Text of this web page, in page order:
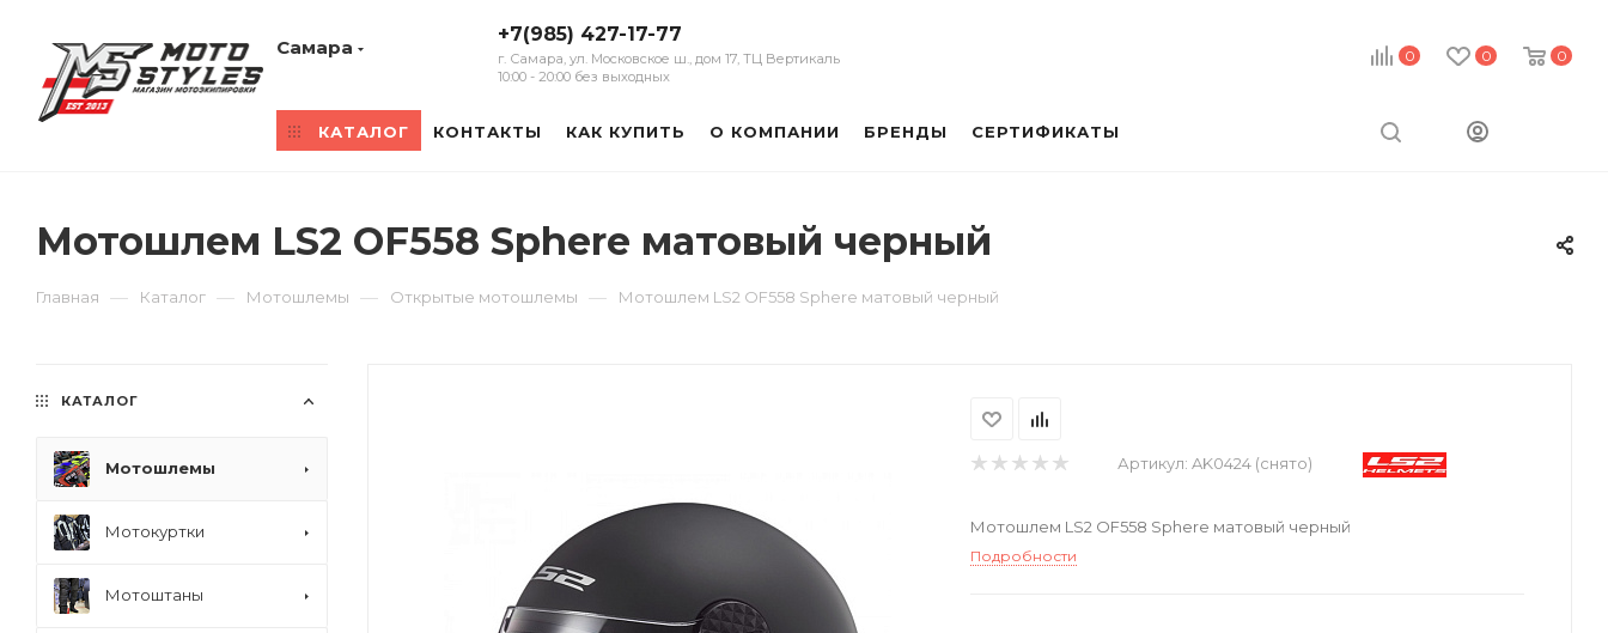
0 0 0
Самара
+7(985) 427-17-77
г. Самара, ул. Московское ш., дом 17, ТЦ Вертикаль
10:00 - 20:00 без выходных
КАТАЛОГ КОНТАКТЫ КАК КУПИТЬ О КОМПАНИИ БРЕНДЫ СЕРТИФИКАТЫ
Мотошлем LS2 OF558 Sphere матовый черный
Главная — Каталог — Мотошлемы — Открытые мотошлемы — Мотошлем LS2 OF558 Sphere матовый черный
Артикул: AK0424 (снято)
Мотошлем LS2 OF558 Sphere матовый черный
Подробности
КАТАЛОГ
Мотошлемы
Мотокуртки
Мотоштаны